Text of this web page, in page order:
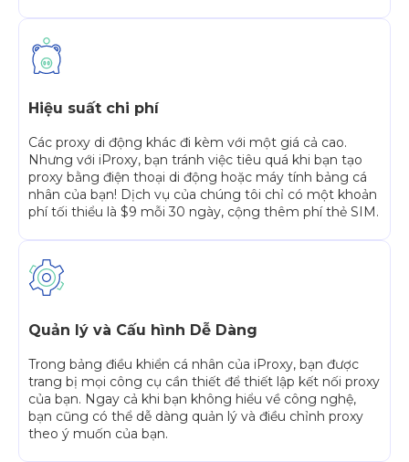
Hiệu suất chi phí
Các proxy di động khác đi kèm với một giá cả cao.
Nhưng với iProxy, bạn tránh việc tiêu quá khi bạn tạo
proxy bằng điện thoại di động hoặc máy tính bảng cá
nhân của bạn! Dịch vụ của chúng tôi chỉ có một khoản
phí tối thiểu là $9 mỗi 30 ngày, cộng thêm phí thẻ SIM.
Quản lý và Cấu hình Dễ Dàng
Trong bảng điều khiển cá nhân của iProxy, bạn được
trang bị mọi công cụ cần thiết để thiết lập kết nối proxy
của bạn. Ngay cả khi bạn không hiểu về công nghệ,
bạn cũng có thể dễ dàng quản lý và điều chỉnh proxy
theo ý muốn của bạn.